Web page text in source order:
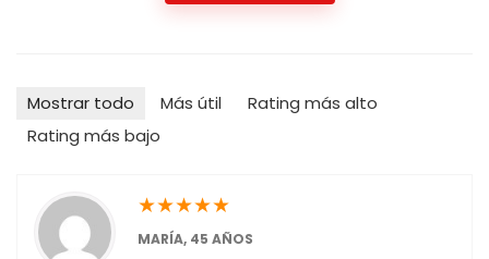
Mostrar todo Más útil
Rating más alto
Rating más bajo
★★★★★
MARÍA, 45 AÑOS